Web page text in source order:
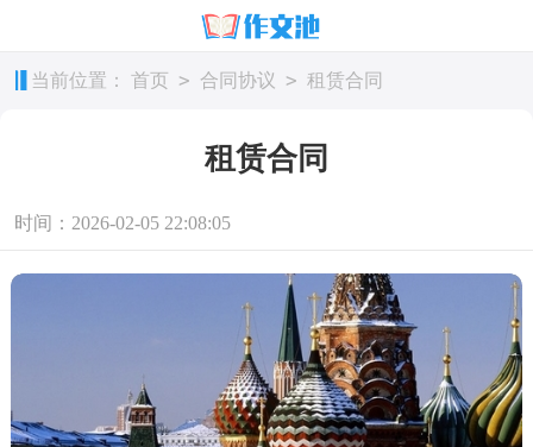
当前位置： 首页 > 合同协议 > 租赁合同
租赁合同
时间：2026-02-05 22:08:05